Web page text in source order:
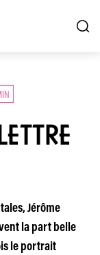
Jérôme
la part belle
le portrait